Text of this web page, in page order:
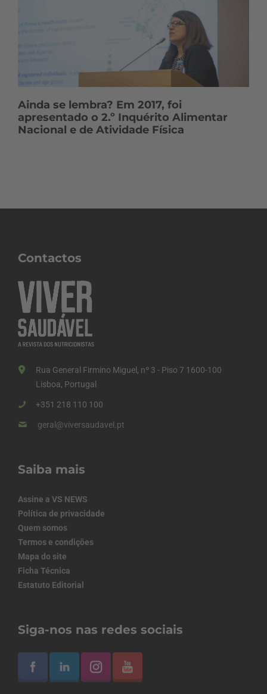
Ainda se lembra? Em 2017, foi
apresentado o 2.º Inquérito Alimentar
Nacional e de Atividade Física
Contactos
Rua General Firmino Miguel, nº 3 - Piso 7 1600-100
Lisboa, Portugal
+351 218 110 100
geral@viversaudavel.pt
Saiba mais
Assine a VS NEWS
Política de privacidade
Quem somos
Termos e condições
Mapa do site
Ficha Técnica
Estatuto Editorial
Siga-nos nas redes sociais